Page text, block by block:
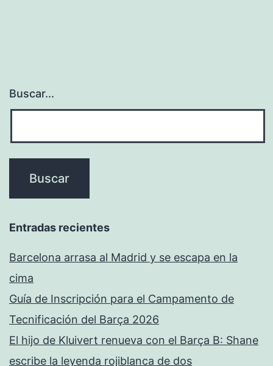
Buscar...
Entradas recientes
Barcelona arrasa al Madrid y se escapa en la
cima
Guía de Inscripción para el Campamento de
Tecnificación del Barça 2026
El hijo de Kluivert renueva con el Barça B: Shane
escribe la leyenda rojiblanca de dos